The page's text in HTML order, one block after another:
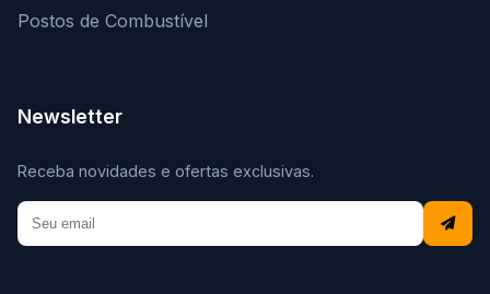
Postos de Combustível
Newsletter
Receba novidades e ofertas exclusivas.